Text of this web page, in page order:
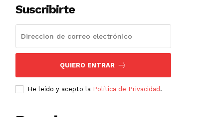
Suscribirte
QUIERO ENTRAR
He leído y acepto la Política de Privacidad .